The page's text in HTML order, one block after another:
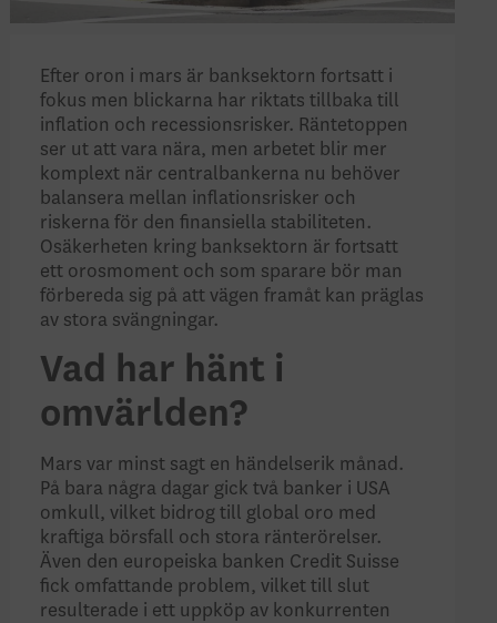
Efter oron i mars är banksektorn fortsatt i
fokus men blickarna har riktats tillbaka till
inflation och recessionsrisker. Räntetoppen
ser ut att vara nära, men arbetet blir mer
komplext när centralbankerna nu behöver
balansera mellan inflationsrisker och
riskerna för den finansiella stabiliteten.
Osäkerheten kring banksektorn är fortsatt
ett orosmoment och som sparare bör man
förbereda sig på att vägen framåt kan präglas
av stora svängningar.
Vad har hänt i
omvärlden?
Mars var minst sagt en händelserik månad.
På bara några dagar gick två banker i USA
omkull, vilket bidrog till global oro med
kraftiga börsfall och stora ränterörelser.
Även den europeiska banken Credit Suisse
fick omfattande problem, vilket till slut
resulterade i ett uppköp av konkurrenten